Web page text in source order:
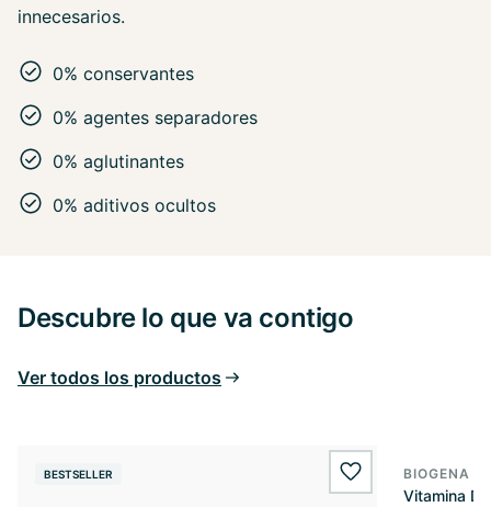
innecesarios.
0% conservantes
0% agentes separadores
0% aglutinantes
0% aditivos ocultos
Descubre lo que va contigo
Ver todos los productos
BESTSELLER wishlist.add
BIOGENA
Vitamina